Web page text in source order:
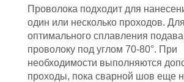
Проволока подходит для
один или несколько проходов.
оптимального сплавления
проволоку под углом 70-80°. При
необходимости выполняются
проходы, пока сварной шов еще